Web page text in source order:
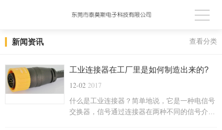
新闻资讯 查看分类
工业连接器在工厂里是如何制造出来的?
12-02 2017
什么是工业连接器？简单地说，它是一种电信号
交换器，信号通过连接器在两种不同的信号介质